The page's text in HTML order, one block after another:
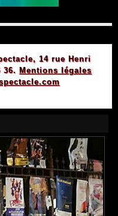
14 rue Henri
36. Mentions légales